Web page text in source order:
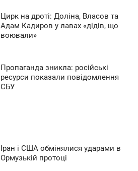
Цирк на дроті: Доліна, Власов та
Адам Кадиров у лавах «дідів, що
воювали»
Пропаганда зникла: російські
ресурси показали повідомлення
СБУ
Іран і США обмінялися ударами в
Ормузькій протоці